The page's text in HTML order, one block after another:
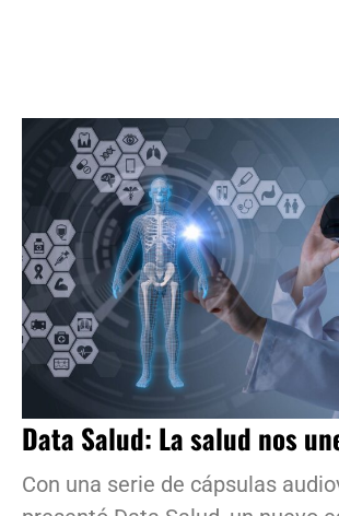
Data Salud: La salud nos
Con una serie de cápsulas